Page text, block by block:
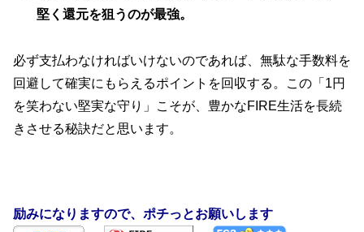
堅く還元を狙うのが最強。
必ず支払わなければいけないのであれば、無駄な手数料を
回避して確実にもらえるポイントを回収する。この「1円
を笑わない堅実な守り」こそが、豊かなFIRE生活を長続
きさせる秘訣だと思います。
励みになりますので、ポチっとお願いします